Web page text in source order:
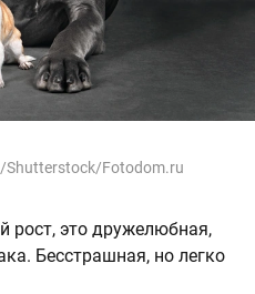
Shutterstock/Fotodom.ru
рост, это дружелюбная,
Бесстрашная, но легко